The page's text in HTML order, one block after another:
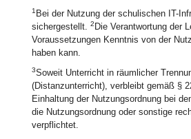
1 Bei der Nutzung der schulischen IT-
sichergestellt. 2 Die Verantwortung der
Voraussetzungen Kenntnis von der
haben kann.
3Soweit Unterricht in räumlicher
(Distanzunterricht), verbleibt gemäß §
Einhaltung der Nutzungsordnung bei
die Nutzungsordnung oder sonstige
verpflichtet.